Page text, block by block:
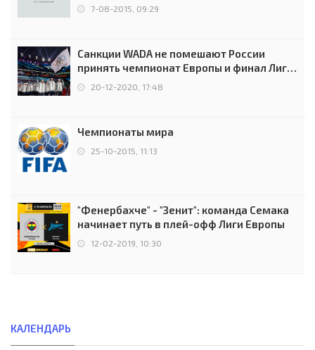
7-08-2015, 09:29
Санкции WADA не помешают России
принять чемпионат Европы и финал Лиги
чемпионов.
20-12-2020, 17:48
Чемпионаты мира
25-10-2015, 11:13
"Фенербахче" - "Зенит": команда Семака
начинает путь в плей-офф Лиги Европы
12-02-2019, 10:30
КАЛЕНДАРЬ